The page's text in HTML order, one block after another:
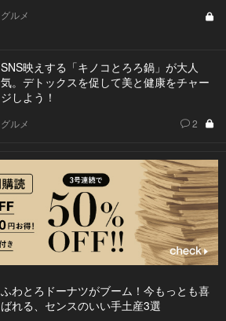
グルメ
SNS映えする「キノコとろろ鍋」が大人
気。デトックスを促して美と健康をチャー
ジしよう！
グルメ 2
ふわとろドーナツがブーム！今もっとも喜
ばれる、センスのいい手土産3選